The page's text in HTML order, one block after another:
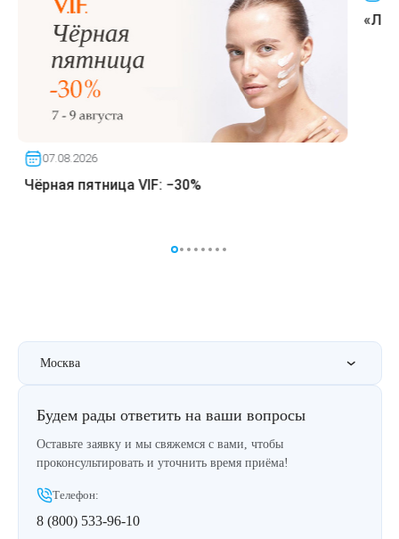
07.08.2026
Чёрная пятница VIF: −30%
Москва
Будем рады ответить на ваши вопросы
Оставьте заявку и мы свяжемся с вами, чтобы
проконсультировать и уточнить время приёма!
Телефон:
8 (800) 533-96-10
Лечение псориаза
Лазерный пилинг
Лазерное удаление рубцов
Лазерное лечение ринофимы
Лазерное лечение розацеа
Вылечить расширенные поры
Избавиться от комедонов на лице
Избавиться от пигментных пятен на лице